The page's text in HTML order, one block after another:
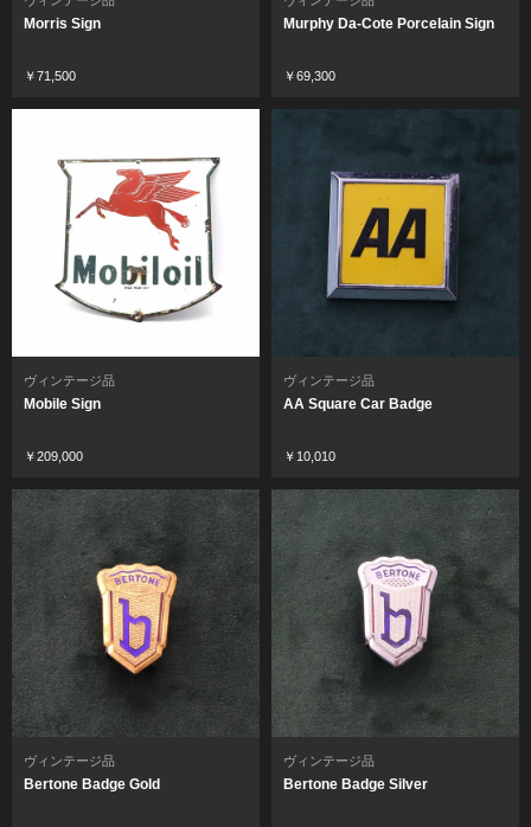
Morris Sign
￥71,500
Murphy Da-Cote Porcelain Sign
￥69,300
ヴィンテージ品
Mobile Sign
￥209,000
ヴィンテージ品
AA Square Car Badge
￥10,010
ヴィンテージ品
Bertone Badge Gold
ヴィンテージ品
Bertone Badge Silver